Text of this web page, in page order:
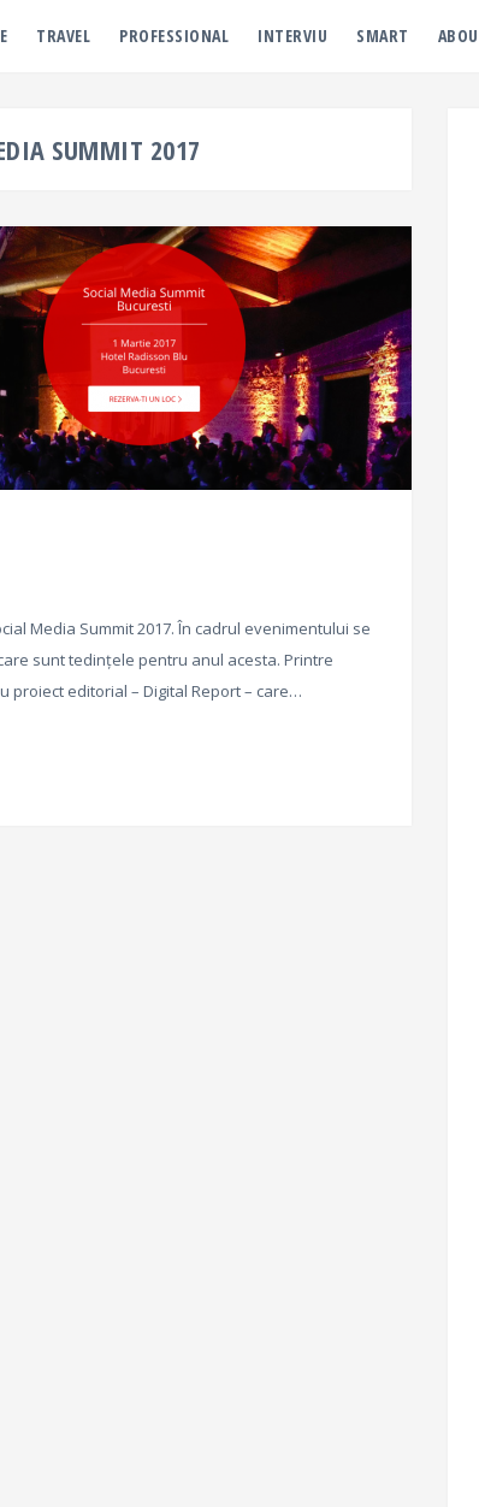
TRAVEL PROFESSIONAL INTERVIU SMART
SUMMIT 2017
Media Summit 2017. În cadrul evenimentului se
sunt tedințele pentru anul acesta. Printre
proiect editorial – Digital Report – care…